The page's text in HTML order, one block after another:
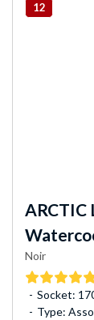
12
ARCTIC
Noir
Socket:
Type: